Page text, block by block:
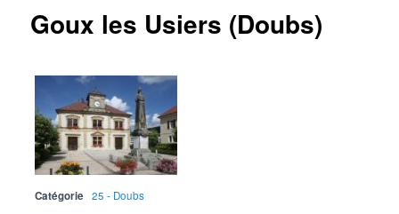
Goux les Usiers (Doubs)
Catégorie
25 - Doubs